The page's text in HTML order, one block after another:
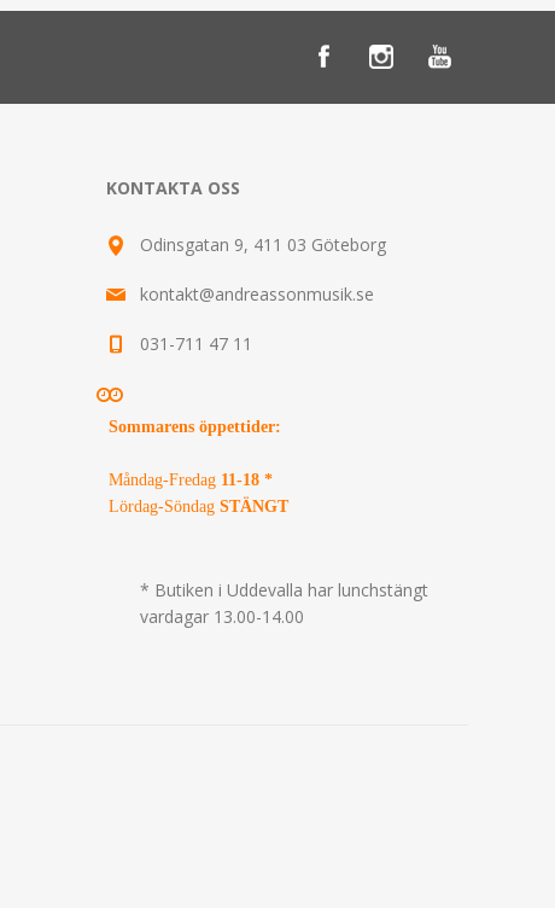
KONTAKTA OSS
Odinsgatan 9, 411 03 Göteborg
kontakt@andreassonmusik.se
031-711 47 11
Sommarens öppettider:
Måndag-Fredag 11-18 *
Lördag-Söndag STÄNGT
* Butiken i Uddevalla har lunchstängt
vardagar 13.00-14.00